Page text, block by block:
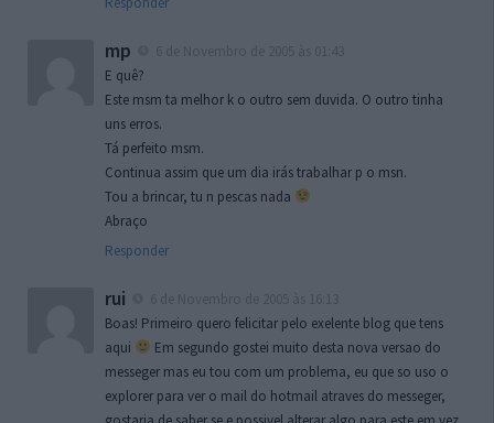
mp
E quê?
Este msm ta melhor k o outro sem duvida. O outro tinha
uns erros.
Tá perfeito msm.
Continua assim que um dia irás trabalhar p o msn.
Tou a brincar, tu n pescas nada
Abraço
Responder
rui
Boas! Primeiro quero felicitar pelo exelente blog que tens
aqui
Em segundo gostei muito desta nova versao do
messeger mas eu tou com um problema, eu que so uso o
explorer para ver o mail do hotmail atraves do messeger,